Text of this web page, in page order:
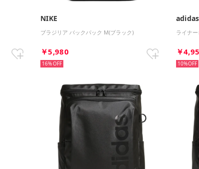
NIKE
ブラジリア バックパック M(ブラック)
￥5,980
16%
adidas
ライナ
￥
10%